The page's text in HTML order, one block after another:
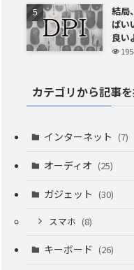
結局
ば
良い
カテゴリから記事
インターネット (7)
オーディオ (25)
ガジェット (30)
スマホ (8)
キーボード (26)